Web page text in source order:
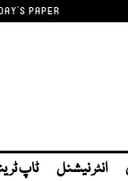
PAPER
انٹر نیشنل ٹاپ